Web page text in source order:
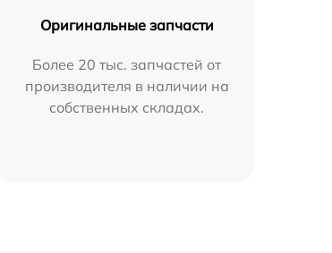
Оригинальные запчасти
Более 20 тыс. запчастей от
производителя в наличии на
собственных складах.